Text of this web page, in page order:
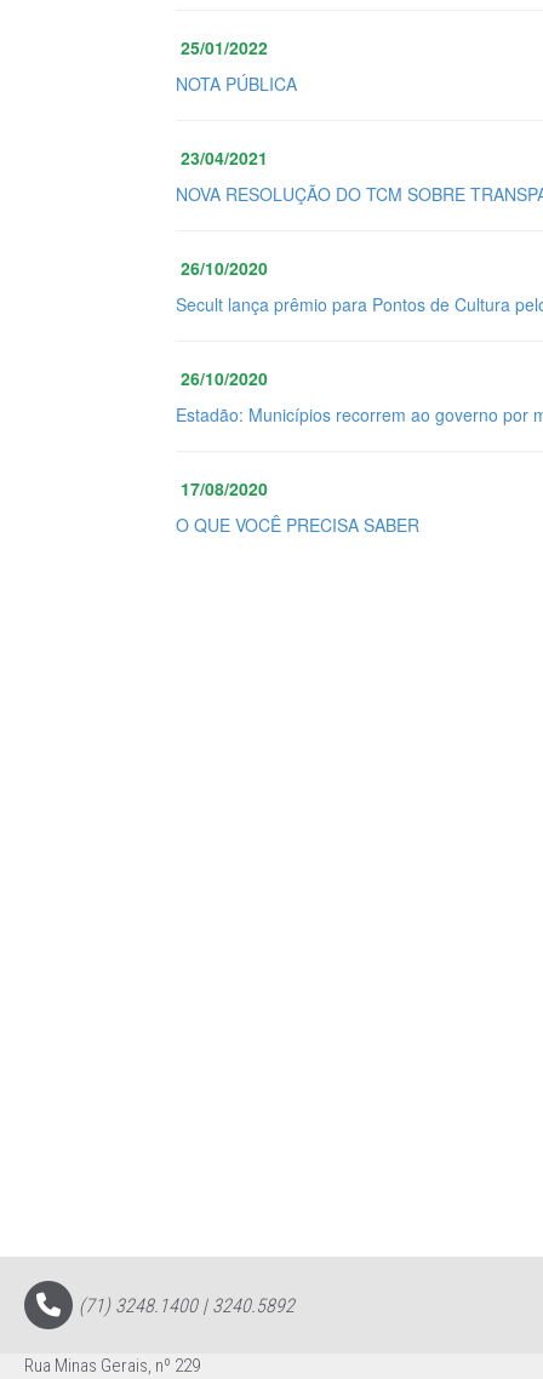
25/01/2022
NOTA PÚBLICA
23/04/2021
NOVA RESOLUÇÃO DO TCM SOBRE
26/10/2020
Secult lança prêmio para Pontos de Cultura
26/10/2020
Estadão: Municípios recorrem ao governo por
17/08/2020
O QUE VOCÊ PRECISA SABER
(71) 3248.1400 | 3240.5892
Rua Minas Gerais, nº 229